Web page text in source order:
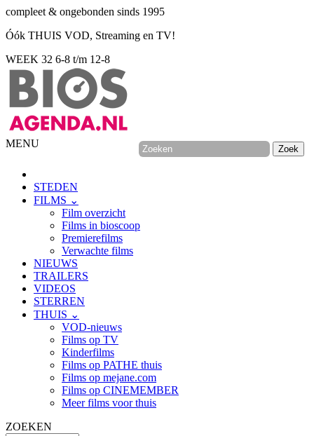
compleet & ongebonden sinds 1995
Óók THUIS VOD, Streaming en TV!
WEEK 32 6-8 t/m 12-8
MENU
STEDEN
FILMS ⌄
Film overzicht
Films in bioscoop
Premierefilms
Verwachte films
NIEUWS
TRAILERS
VIDEOS
STERREN
THUIS ⌄
VOD-nieuws
Films op TV
Kinderfilms
Films op PATHE thuis
Films op mejane.com
Films op CINEMEMBER
Meer films voor thuis
ZOEKEN